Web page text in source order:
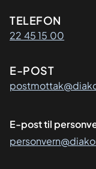
TELEFON
22 45 15 00
E-POST
E-post til